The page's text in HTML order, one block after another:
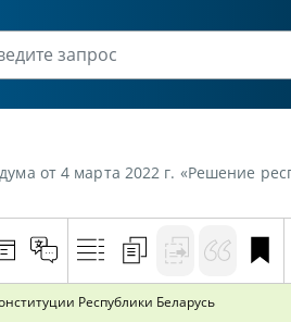
от 4 марта 2022 г. «Решение
И ДОПОЛНЕНИЯ Конституции Республики Беларусь